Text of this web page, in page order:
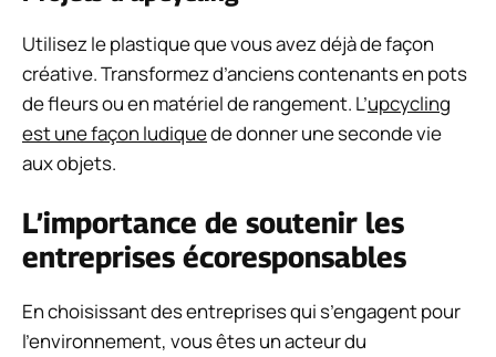
Utilisez le plastique que vous avez déjà de façon
créative. Transformez d’anciens contenants en pots
de fleurs ou en matériel de rangement. L’upcycling
est une façon ludiquede donner une seconde vie
aux objets.
L’importance de soutenir les
entreprises écoresponsables
En choisissant des entreprises qui s’engagent pour
l’environnement, vous êtes un acteur du